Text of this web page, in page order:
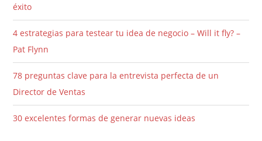
éxito
4 estrategias para testear tu idea de negocio – Will it fly? –
Pat Flynn
78 preguntas clave para la entrevista perfecta de un
Director de Ventas
30 excelentes formas de generar nuevas ideas